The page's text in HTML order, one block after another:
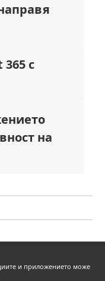
с
на
и приложението може